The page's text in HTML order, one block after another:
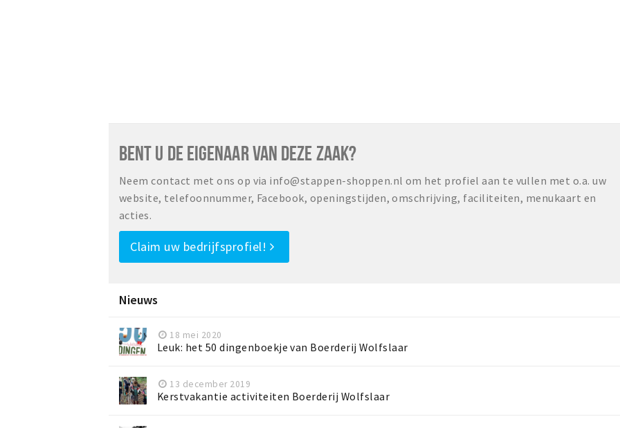
BENT U DE EIGENAAR VAN DEZE ZAAK?
Neem contact met ons op via info@stappen-shoppen.nl om het profiel aan te vullen met o.a. uw
website, telefoonnummer, Facebook, openingstijden, omschrijving, faciliteiten, menukaart en
acties.
Claim uw bedrijfsprofiel!
Nieuws
18 mei 2020
Leuk: het 50 dingenboekje van Boerderij Wolfslaar
13 december 2019
Kerstvakantie activiteiten Boerderij Wolfslaar